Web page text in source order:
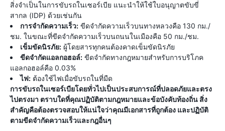
สิ่งจำเป็นในการขับรถในเซอร์เบีย แนะนำให้ใช้ใบอนุญาตขับขี่
สากล (IDP) ด้วยเช่นกัน
การจำกัดความเร็ว: ขีดจำกัดความเร็วบนทางหลวงคือ 130 กม./
ชม. ในขณะที่ขีดจำกัดความเร็วบนถนนในเมืองคือ 50 กม./ชม.
เข็มขัดนิรภัย: ผู้โดยสารทุกคนต้องคาดเข็มขัดนิรภัย
ขีดจำกัดแอลกอฮอล์: ขีดจำกัดทางกฎหมายสำหรับการบริโภค
แอลกอฮอล์คือ 0.03%
ไฟ: ต้องใช้ไฟเมื่อขับรถในที่มืด
การขับรถในเซอร์เบียโดยทั่วไปเป็นประสบการณ์ที่ปลอดภัยและตรง
ไปตรงมา ตราบใดที่คุณปฏิบัติตามกฎหมายและข้อบังคับท้องถิ่น สิ่ง
สำคัญคือต้องตรวจสอบให้แน่ใจว่าคุณมีเอกสารที่ถูกต้อง และปฏิบัติ
ตามขีดจำกัดความเร็วและกฎอื่นๆ